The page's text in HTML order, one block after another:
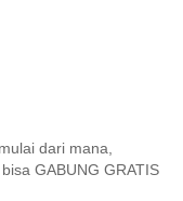
dari mana,
GABUNG GRATIS